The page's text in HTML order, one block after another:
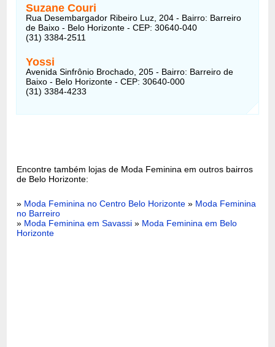
Suzane Couri
Rua Desembargador Ribeiro Luz, 204 - Bairro: Barreiro
de Baixo - Belo Horizonte - CEP: 30640-040
(31) 3384-2511
Yossi
Avenida Sinfrônio Brochado, 205 - Bairro: Barreiro de
Baixo - Belo Horizonte - CEP: 30640-000
(31) 3384-4233
Encontre também lojas de Moda Feminina em outros bairros
de Belo Horizonte:
» Moda Feminina no Centro Belo Horizonte » Moda Feminina
no Barreiro
» Moda Feminina em Savassi » Moda Feminina em Belo
Horizonte